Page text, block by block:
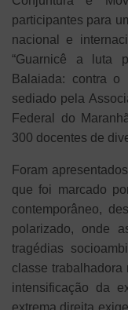
participantes para
nacional e
“Guarnicê a luta
Balaiada: contra o
sediado pela
Federal do
300 docentes de
Foram
que foi marcado
contemporâneo,
polarizado, onde
tragédias
classe trabalhadora
intensificação da
extrema direita